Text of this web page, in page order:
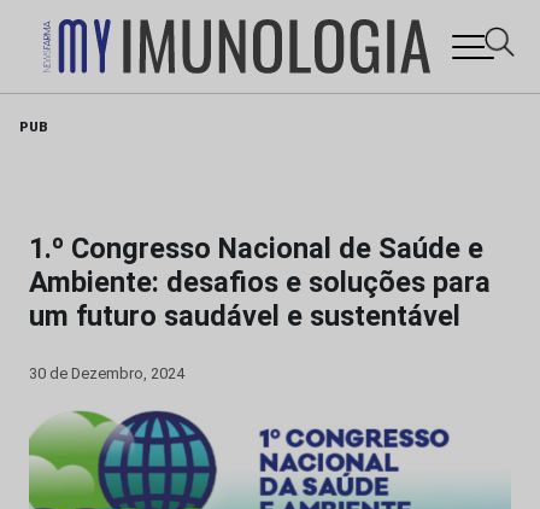
PUB
1.º Congresso Nacional de Saúde e
Ambiente: desafios e soluções para
um futuro saudável e sustentável
30 de Dezembro, 2024